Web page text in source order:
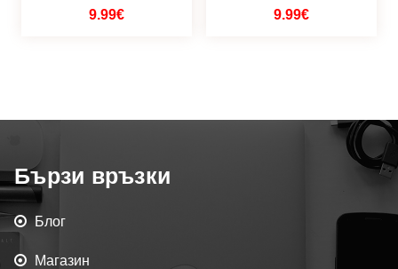
9.99€ 9.99€
Бързи връзки
Блог
Магазин